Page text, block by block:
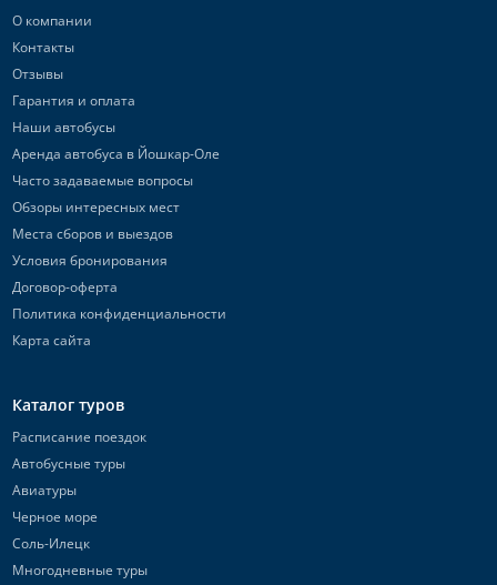
О компании
Контакты
Отзывы
Гарантия и оплата
Наши автобусы
Аренда автобуса в Йошкар-Оле
Часто задаваемые вопросы
Обзоры интересных мест
Места сборов и выездов
Условия бронирования
Договор-оферта
Политика конфиденциальности
Карта сайта
Каталог туров
Расписание поездок
Автобусные туры
Авиатуры
Черное море
Соль-Илецк
Многодневные туры